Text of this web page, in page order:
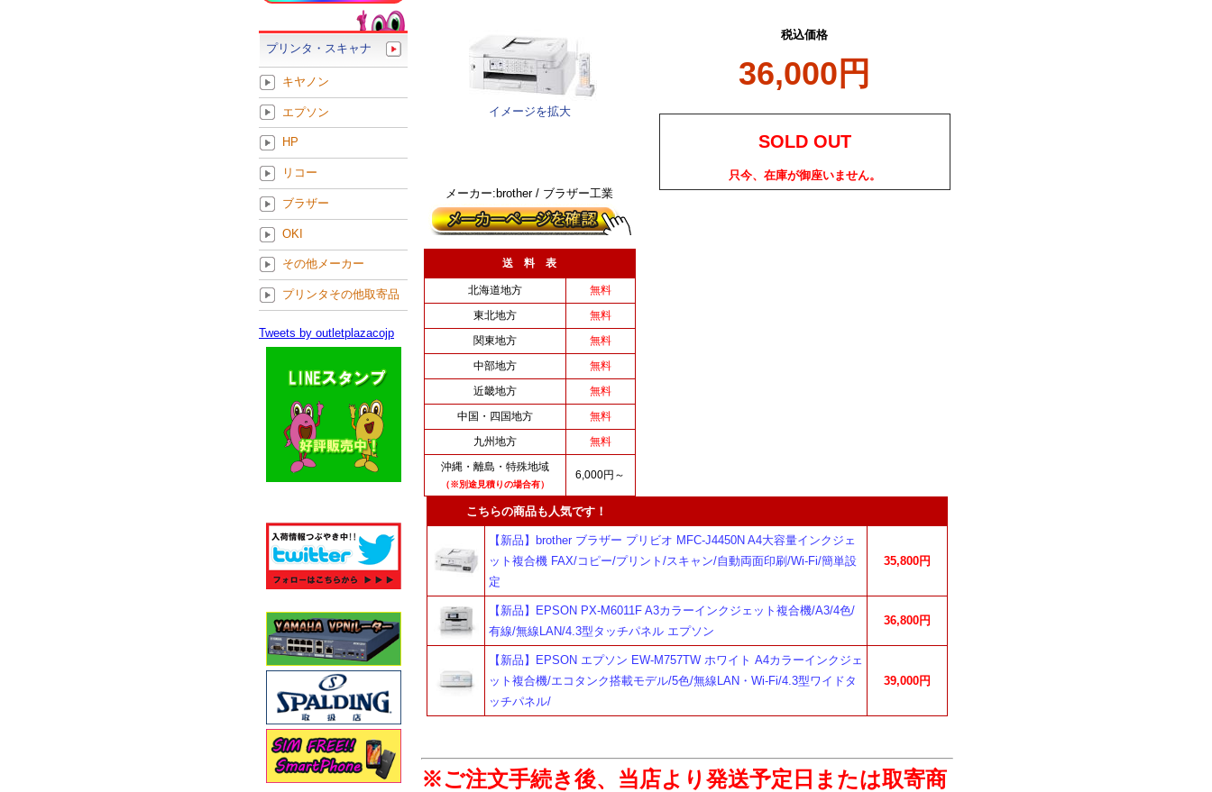
イメージを拡大
メーカー:brother / ブラザー工業
送 料 表
北海道地方
無料
東北地方
無料
関東地方
無料
中部地方
無料
近畿地方
無料
中国・四国地方
無料
九州地方
無料
沖縄・離島・特殊地域
（※別途見積りの場合有）
6,000円～
税込価格
36,000円
SOLD OUT
只今、在庫が御座いません。
こちらの商品も人気です！
【新品】brother ブラザー プリビオ MFC-J4450N A4大容量インクジェ
ット複合機 FAX/コピー/プリント/スキャン/自動両面印刷/Wi-Fi/簡単設
定
35,800円
【新品】EPSON PX-M6011F A3カラーインクジェット複合機/A3/4色/
有線/無線LAN/4.3型タッチパネル エプソン
36,800円
【新品】EPSON エプソン EW-M757TW ホワイト A4カラーインクジェ
ット複合機/エコタンク搭載モデル/5色/無線LAN・Wi-Fi/4.3型ワイドタ
ッチパネル/
39,000円
※ご注文手続き後、当店より発送予定日または取寄商
プリンタ・スキャナ
キヤノン
エプソン
HP
リコー
ブラザー
OKI
その他メーカー
プリンタその他取寄品
Tweets by outletplazacojp